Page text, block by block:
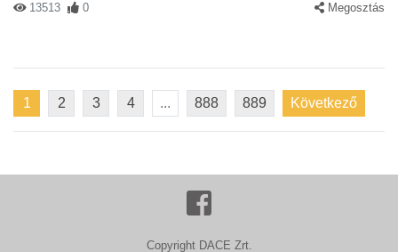
13513 0 Megosztás
1 2 3 4 ... 888 889 Következő
Copyright DACE Zrt.